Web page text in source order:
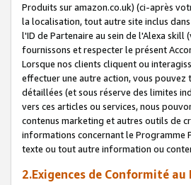
Produits sur amazon.co.uk) (ci-après
la localisation, tout autre site inclus
l'ID de Partenaire au sein de l'Alexa
fournissons et respecter le présent
Lorsque nos clients cliquent ou
effectuer une autre action, vous
détaillées (et sous réserve des limites
vers ces articles ou services, nous
contenus marketing et autres outils de
informations concernant le Programme
texte ou tout autre information ou
2.Exigences de Conformité